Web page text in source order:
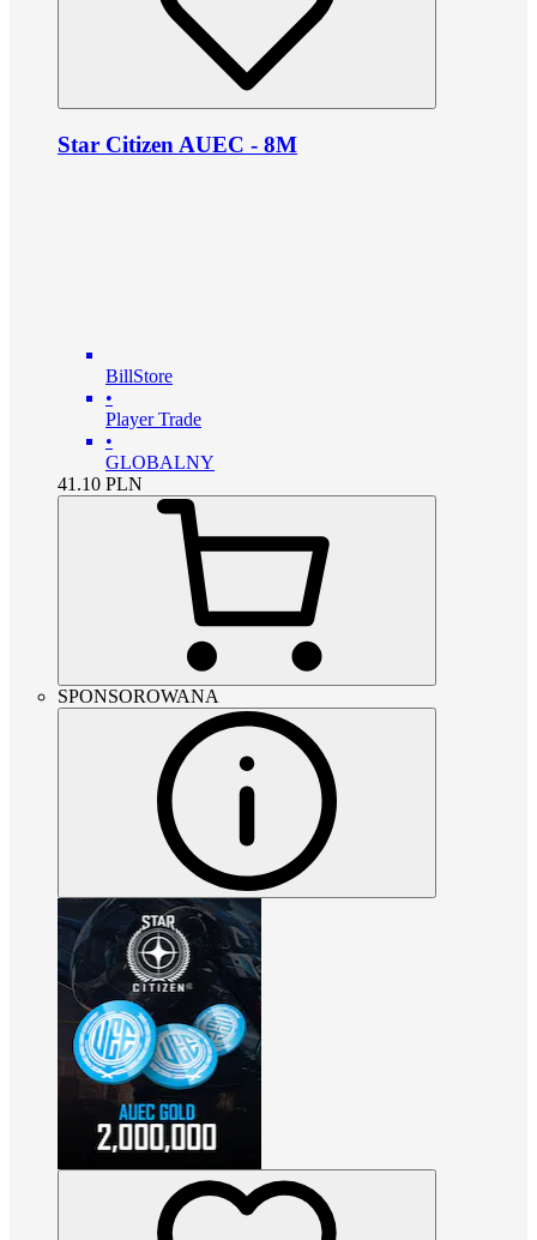
Star Citizen AUEC - 8M
BillStore
•
Player Trade
•
GLOBALNY
41.10 PLN
SPONSOROWANA